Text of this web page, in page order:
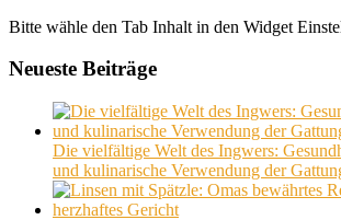
Bitte wähle den Tab Inhalt in den Widget
Neueste Beiträge
Die vielfältige Welt des Ingwers:
und kulinarische Verwendung der